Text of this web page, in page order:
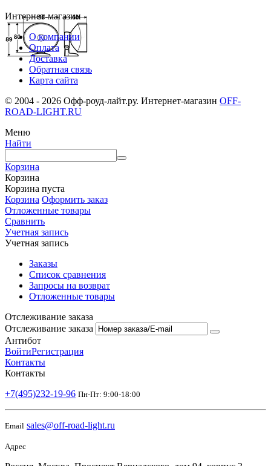
Скидка87%
Интернет-магазин
О компании
Оплата
Доставка
Обратная связь
Карта сайта
© 2004 - 2026 Офф-роуд-лайт.ру. Интернет-магазин OFF-
ROAD-LIGHT.RU
Меню
Найти
Корзина
Корзина
Корзина пуста
Корзина Оформить заказ
Отложенные товары
Сравнить
Учетная запись
Учетная запись
Заказы
Список сравнения
Запросы на возврат
Отложенные товары
Отслеживание заказа
Отслеживание заказа
Антибот
ВойтиРегистрация
Контакты
Контакты
+7(495)232-19-96 Пн-Пт: 9:00-18:00
Email sales@off-road-light.ru
Адрес